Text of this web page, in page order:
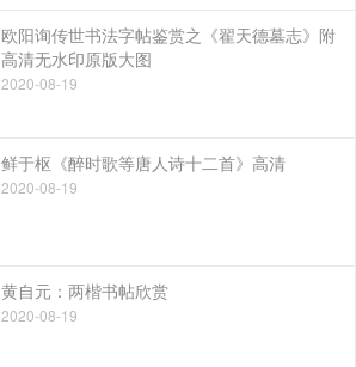
欧阳询传世书法字帖鉴赏之《翟天德墓志》附
高清无水印原版大图
2020-08-19
鲜于枢《醉时歌等唐人诗十二首》高清
2020-08-19
黄自元：两楷书帖欣赏
2020-08-19